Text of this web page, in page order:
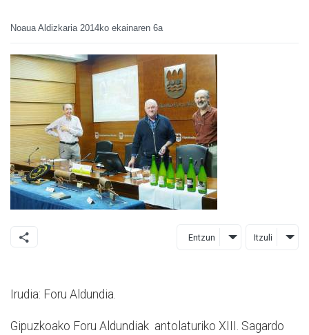
Noaua Aldizkaria 2014ko ekainaren 6a
Entzun Itzuli
Irudia: Foru Aldundia.
Gipuzkoako Foru Aldundiak antolaturiko XIII. Sagardo